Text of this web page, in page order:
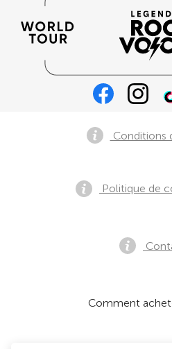
Conditions
Politique de
Comment